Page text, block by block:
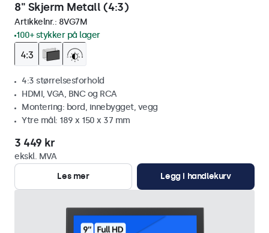
8" Skjerm Metall (4:3)
Artikkelnr.: 8VG7M
100+ stykker på lager
4:3 størrelsesforhold
HDMI, VGA, BNC og RCA
Montering: bord, innebygget, vegg
Ytre mål: 189 x 150 x 37 mm
3 449 kr
ekskl. MVA
Les mer
Legg i handlekurv